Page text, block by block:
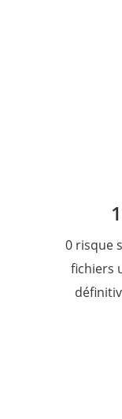
0 risque
fichiers